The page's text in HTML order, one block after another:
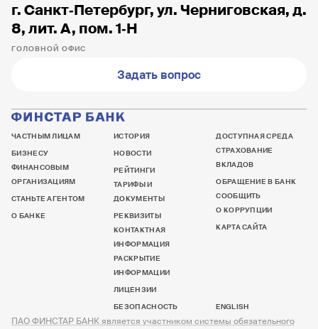
г. Санкт‐Петербург, ул. Черниговская, д.
8, лит. А, пом. 1‐Н
ГОЛОВНОЙ ОФИС
Задать вопрос
ЧАСТНЫМ ЛИЦАМ
БИЗНЕСУ
ФИНАНСОВЫМ
ОРГАНИЗАЦИЯМ
СТАНЬТЕ АГЕНТОМ
О БАНКЕ
ИСТОРИЯ
НОВОСТИ
РЕЙТИНГИ
ТАРИФЫ И
ДОКУМЕНТЫ
РЕКВИЗИТЫ
КОНТАКТНАЯ
ИНФОРМАЦИЯ
РАСКРЫТИЕ
ИНФОРМАЦИИ
ЛИЦЕНЗИИ
БЕЗОПАСНОСТЬ
ДОСТУПНАЯ СРЕДА
СТРАХОВАНИЕ
ВКЛАДОВ
ОБРАЩЕНИЕ В БАНК
СООБЩИТЬ
О КОРРУПЦИИ
КАРТА САЙТА
ENGLISH
ПАО ФИНСТАР БАНК является участником системы обязательного